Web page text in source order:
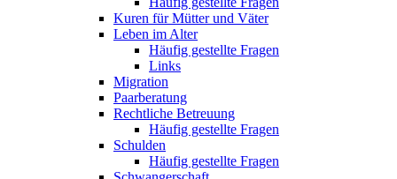
Kuren für Mütter und Väter
Leben im Alter
Häufig gestellte Fragen
Links
Migration
Paarberatung
Rechtliche Betreuung
Häufig gestellte Fragen
Schulden
Häufig gestellte Fragen